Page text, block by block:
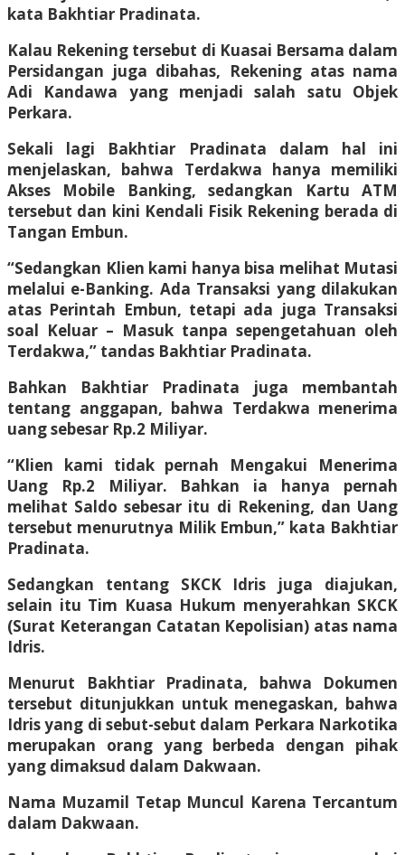
kata Bakhtiar Pradinata.
Kalau Rekening tersebut di Kuasai Bersama dalam
Persidangan juga dibahas, Rekening atas nama
Adi Kandawa yang menjadi salah satu Objek
Perkara.
Sekali lagi Bakhtiar Pradinata dalam hal ini
menjelaskan, bahwa Terdakwa hanya memiliki
Akses Mobile Banking, sedangkan Kartu ATM
tersebut dan kini Kendali Fisik Rekening berada di
Tangan Embun.
“Sedangkan Klien kami hanya bisa melihat Mutasi
melalui e-Banking. Ada Transaksi yang dilakukan
atas Perintah Embun, tetapi ada juga Transaksi
soal Keluar – Masuk tanpa sepengetahuan oleh
Terdakwa,” tandas Bakhtiar Pradinata.
Bahkan Bakhtiar Pradinata juga membantah
tentang anggapan, bahwa Terdakwa menerima
uang sebesar Rp.2 Miliyar.
“Klien kami tidak pernah Mengakui Menerima
Uang Rp.2 Miliyar. Bahkan ia hanya pernah
melihat Saldo sebesar itu di Rekening, dan Uang
tersebut menurutnya Milik Embun,” kata Bakhtiar
Pradinata.
Sedangkan tentang SKCK Idris juga diajukan,
selain itu Tim Kuasa Hukum menyerahkan SKCK
(Surat Keterangan Catatan Kepolisian) atas nama
Idris.
Menurut Bakhtiar Pradinata, bahwa Dokumen
tersebut ditunjukkan untuk menegaskan, bahwa
Idris yang di sebut-sebut dalam Perkara Narkotika
merupakan orang yang berbeda dengan pihak
yang dimaksud dalam Dakwaan.
Nama Muzamil Tetap Muncul Karena Tercantum
dalam Dakwaan.